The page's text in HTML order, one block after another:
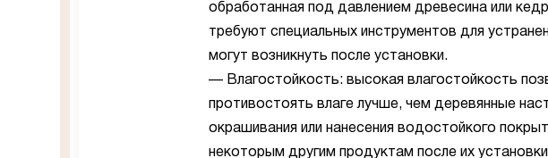
обработанная под давлением древесина или
требуют специальных инструментов для
могут возникнуть после установки.
— Влагостойкость: высокая влагостойкость
противостоять влаге лучше, чем деревянные
окрашивания или нанесения водостойкого
некоторым другим продуктам после их